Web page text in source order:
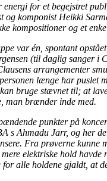
energi for et begejstret
og komponist Heikki
kompositioner og et
var én, spontant
(til daglig sanger i
arrangementer
længe har puslet
bruge stævnet til; at
man brænder inde med.
punkter på
s Ahmadu Jarr, og her
Fra prøverne kunne
elektriske hold havde
alle holdene gjaldt, at